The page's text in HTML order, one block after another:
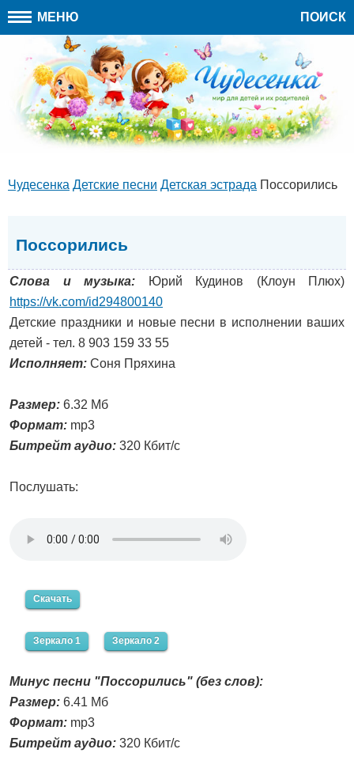
МЕНЮ ПОИСК
Чудесенка Детские песни Детская эстрада Поссорились
Поссорились
Слова и музыка: Юрий Кудинов (Клоун Плюх)
https://vk.com/id294800140
Детские праздники и новые песни в исполнении ваших
детей - тел. 8 903 159 33 55
Исполняет: Соня Пряхина
Размер: 6.32 Мб
Формат: mp3
Битрейт аудио: 320 Кбит/с
Послушать:
Скачать
Зеркало 1 Зеркало 2
Минус песни "Поссорились" (без слов):
Размер: 6.41 Мб
Формат: mp3
Битрейт аудио: 320 Кбит/с